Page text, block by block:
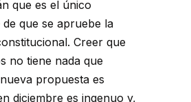
que es el único
que se apruebe la
Creer que
no tiene nada que
propuesta es
diciembre es ingenuo y,